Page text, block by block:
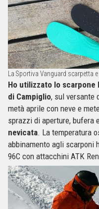
La Sportiva Vanguard scarpetta
Ho utilizzato lo scarpone
di Campiglio, sul versante
metà aprile con neve e
sprazzi di aperture, bufera
nevicata. La temperatura
abbinamento agli scarponi
96C con attacchini ATK